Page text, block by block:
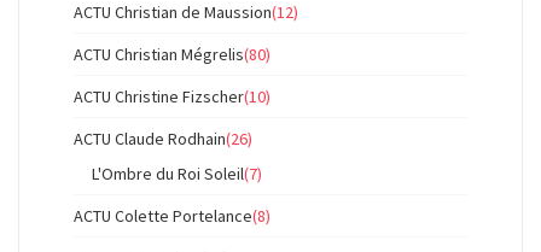
ACTU Christian de Maussion(12)
ACTU Christian Mégrelis(80)
ACTU Christine Fizscher(10)
ACTU Claude Rodhain(26)
L'Ombre du Roi Soleil(7)
ACTU Colette Portelance(8)